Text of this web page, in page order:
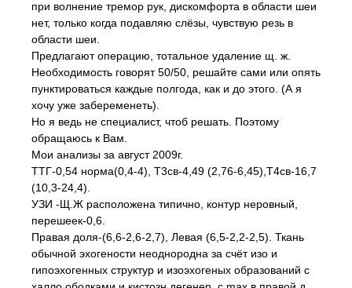
при волнение тремор рук, дискомфорта в области шеи
нет, только когда подавляю слёзы, чувствую резь в
области шеи.
Предлагают операцию, тотальное удаление щ. ж.
Необходимость говорят 50/50, решайте сами или опять
пунктироваться каждые полгода, как и до этого. (А я
хочу уже забеременеть).
Но я ведь не специалист, чтоб решать. Поэтому
обращаюсь к Вам.
Мои анализы за август 2009г.
ТТГ-0,54 норма(0,4-4), Т3св-4,49 (2,76-6,45),Т4св-16,7
(10,3-24,4).
УЗИ -Щ.Ж расположена типично, контур неровный,
перешеек-0,6.
Правая доля-(6,6-2,6-2,7), Левая (6,5-2,2-2,5). Ткань
обычной эхогености неоднородна за счёт изо и
гипоэхогенных структур и изоэхогеных образований с